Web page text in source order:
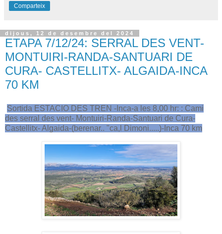
Comparteix
dijous, 12 de desembre del 2024
ETAPA 7/12/24: SERRAL DES VENT-
MONTUIRI-RANDA-SANTUARI DE
CURA- CASTELLITX- ALGAIDA-INCA
70 KM
Sortida ESTACIO DES TREN -Inca-a les 8,00 hr: : Cami
des serral des vent- Montuiri-Randa-Santuari de Cura-
Castellitx- Algaida-(berenar.. "ca,l Dimoni.....)-Inca 70 km